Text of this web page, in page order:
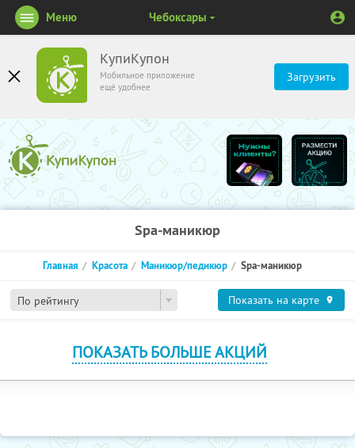
КупиКупон
Мобильное приложение
ещё удобнее
Загрузить
Меню Чебоксары
Spa-маникюр
По рейтингу
Главная Красота Маникюр/педикюр Spa-маникюр
Показать на карте
ПОКАЗАТЬ БОЛЬШЕ АКЦИЙ